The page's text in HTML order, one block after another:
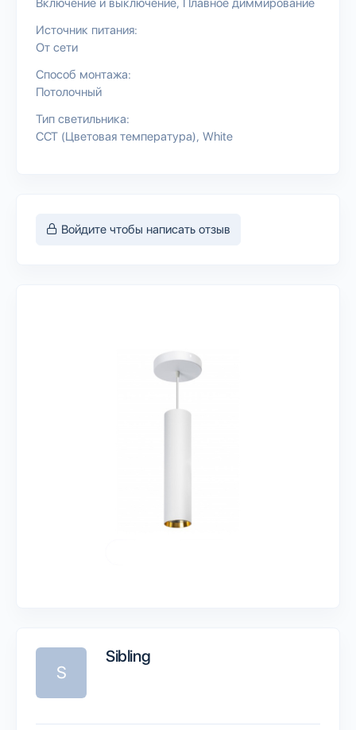
Источник питания:
От сети
Способ монтажа:
Потолочный
Тип светильника:
CCT (Цветовая температура) White
Войдите чтобы написать отзыв
S
Sibling